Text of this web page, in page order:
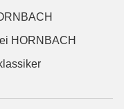
HORNBACH